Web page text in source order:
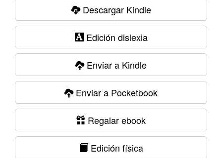
Descargar Kindle
Edición dislexia
Enviar a Kindle
Enviar a Pocketbook
Regalar ebook
Edición física